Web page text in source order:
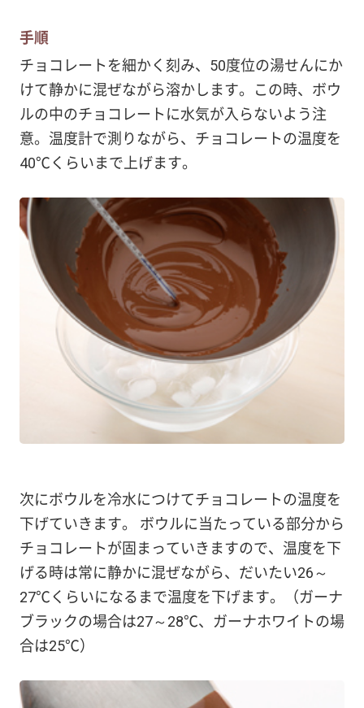
手順
チョコレートを細かく刻み、50度位の湯せんにか
けて静かに混ぜながら溶かします。この時、ボウ
ルの中のチョコレートに水気が入らないよう注
意。温度計で測りながら、チョコレートの温度を
40℃くらいまで上げます。
次にボウルを冷水につけてチョコレートの温度を
下げていきます。 ボウルに当たっている部分から
チョコレートが固まっていきますので、温度を下
げる時は常に静かに混ぜながら、だいたい26～
27℃くらいになるまで温度を下げます。（ガーナ
ブラックの場合は27～28℃、ガーナホワイトの場
合は25℃）